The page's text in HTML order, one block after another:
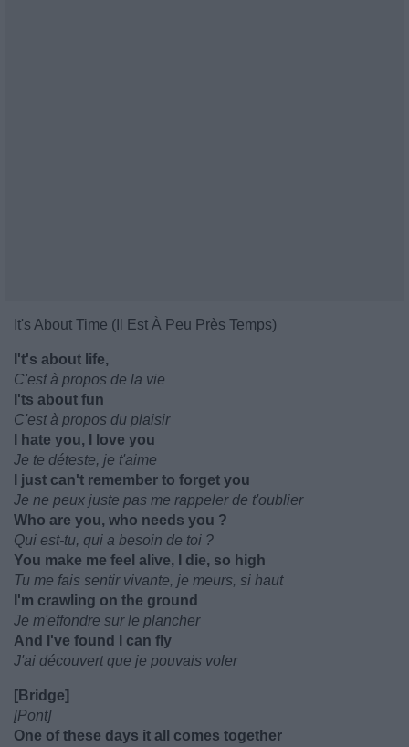
It's About Time (Il Est À Peu Près Temps)
I't's about life,
C'est à propos de la vie
I'ts about fun
C'est à propos du plaisir
I hate you, I love you
Je te déteste, je t'aime
I just can't remember to forget you
Je ne peux juste pas me rappeler de t'oublier
Who are you, who needs you ?
Qui est-tu, qui a besoin de toi ?
You make me feel alive, I die, so high
Tu me fais sentir vivante, je meurs, si haut
I'm crawling on the ground
Je m'effondre sur le plancher
And I've found I can fly
J'ai découvert que je pouvais voler
[Bridge]
[Pont]
One of these days it all comes together